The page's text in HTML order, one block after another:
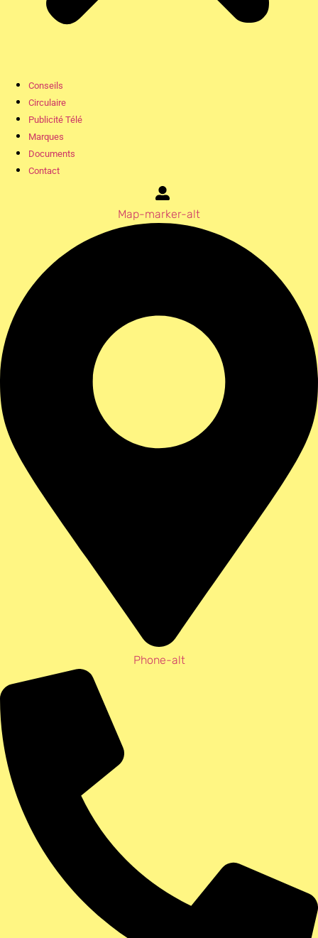
Conseils
Circulaire
Publicité Télé
Marques
Documents
Contact
Map-marker-alt
Phone-alt